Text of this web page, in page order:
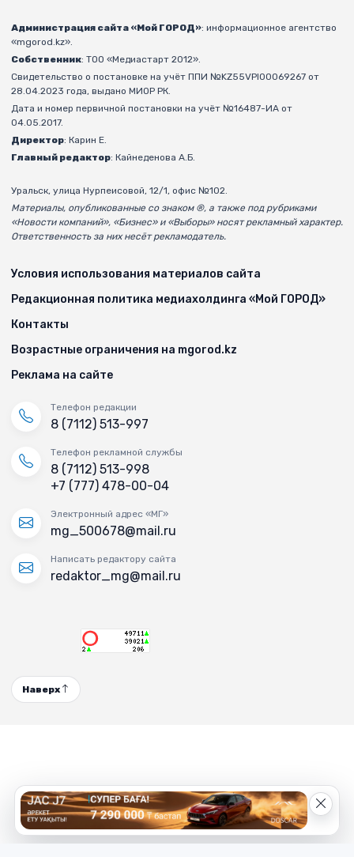
Администрация сайта «Мой ГОРОД»: информационное агентство
«mgorod.kz».
Собственник: ТОО «Медиастарт 2012».
Свидетельство о постановке на учёт ППИ №KZ55VPI00069267 от
28.04.2023 года, выдано МИОР РК.
Дата и номер первичной постановки на учёт №16487-ИА от
04.05.2017.
Директор: Карин Е.
Главный редактор: Кайнеденова А.Б.
Уральск, улица Нурпеисовой, 12/1, офис №102.
Материалы, опубликованные со знаком ®, а также под рубриками
«Новости компаний», «Бизнес» и «Выборы» носят рекламный характер.
Ответственность за них несёт рекламодатель.
Условия использования материалов сайта
Редакционная политика медиахолдинга «Мой ГОРОД»
Контакты
Возрастные ограничения на mgorod.kz
Реклама на сайте
Телефон редакции
8 (7112) 513-997
Телефон рекламной службы
8 (7112) 513-998
+7 (777) 478-00-04
Электронный адрес «МГ»
mg_500678@mail.ru
Написать редактору сайта
redaktor_mg@mail.ru
Наверх